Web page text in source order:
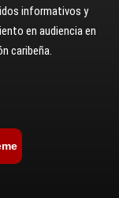
informativos y
en audiencia en
caribeña.